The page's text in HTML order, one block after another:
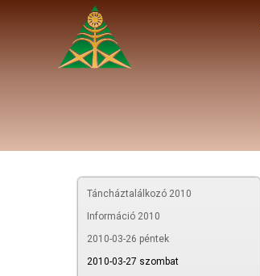
Táncháztalálkozó 2010
Információ 2010
2010-03-26 péntek
2010-03-27 szombat